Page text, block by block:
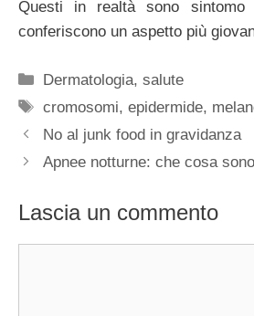
Questi in realtà sono
conferiscono un aspetto più
Categorie
Dermatologia,salute
Tag
cromosomi,epidermide,
No al junk food in gravidanza
Apnee notturne: che cosa sono
Lascia un commento